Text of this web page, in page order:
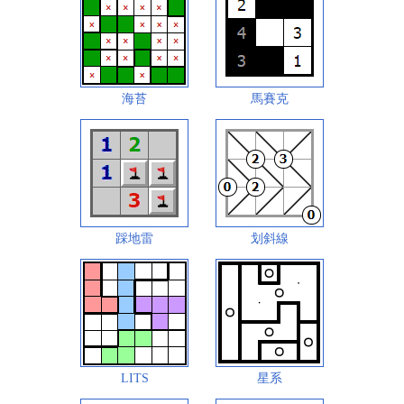
海苔 馬賽克
踩地雷 划斜線
LITS 星系